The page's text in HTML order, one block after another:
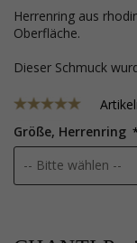
Herrenring aus rhodiniertem Silber mit polierter und gebürsteter
Oberfläche.
Dieser Schmuck
Größe, Herrenring